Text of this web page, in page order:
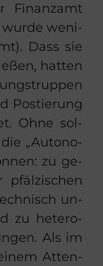
Fi­nanz­amt
wurde we­ni­
Dass sie
hat­ten
Pos­tie­rung
Ohne sol­
„Au­to­no­
zu ge­
un­
zu he­te­ro­
Als im
At­ten­